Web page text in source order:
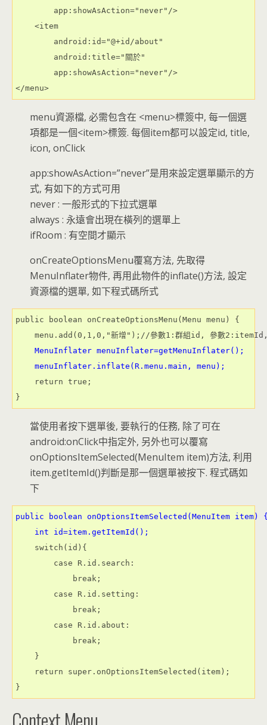
        app:showAsAction="never"/>
    <item
        android:id="@+id/about"
        android:title="關於"
        app:showAsAction="never"/>
</menu>
menu資源檔, 必需包含在 <menu>標簽中, 每一個選
項都是一個<item>標簽. 每個item都可以設定id, title,
icon, onClick
app:showAsAction=”never”是用來設定選單顯示的方
式, 有如下的方式可用
never : 一般形式的下拉式選單
always : 永遠會出現在橫列的選單上
ifRoom : 有空間才顯示
onCreateOptionsMenu覆寫方法, 先取得
MenuInflater物件, 再用此物件的inflate()方法, 設定
資源檔的選單, 如下程式碼所式
public boolean onCreateOptionsMenu(Menu menu) {
menu.add(0,1,0,"新增");//參數1:群組id, 參數
MenuInflater menuInflater=getMenuInflater();
    menuInflater.inflate(R.menu.main, menu);
    return true;
}
當使用者按下選單後, 要執行的任務, 除了可在
android:onClick中指定外, 另外也可以覆寫
onOptionsItemSelected(MenuItem item)方法, 利用
item.getItemId()判斷是那一個選單被按下. 程式碼如
下
public boolean onOptionsItemSelected(MenuItem item)
int id=item.getItemId();
    switch(id){
        case R.id.search:
            break;
        case R.id.setting:
            break;
        case R.id.about:
            break;
    }
    return super.onOptionsItemSelected(item);
}